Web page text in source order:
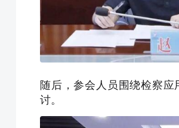
随后，参会人员围绕检察
讨。